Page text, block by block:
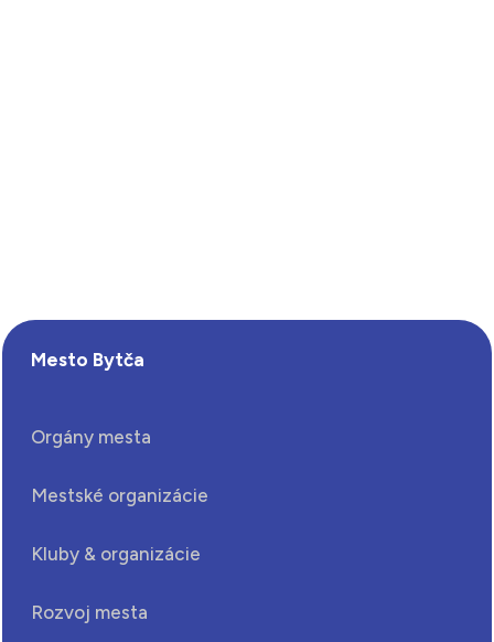
Mesto Bytča
Orgány mesta
Mestské organizácie
Kluby & organizácie
Rozvoj mesta